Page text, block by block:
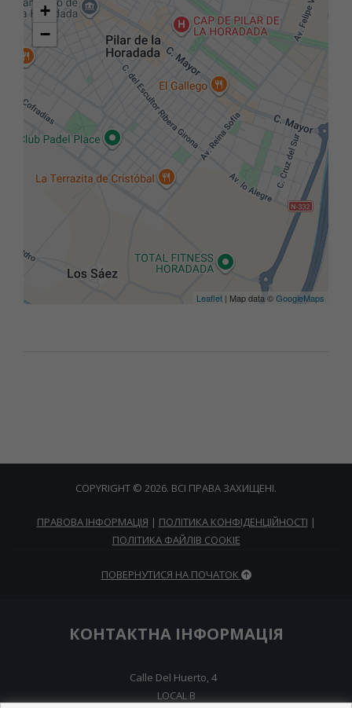
+
−
Leaflet | Map data ©GoogleMaps
COPYRIGHT © 2026. ВСІ ПРАВА ЗАХИЩЕНІ.
ПРАВОВА ІНФОРМАЦІЯ | ПОЛІТИКА КОНФІДЕНЦІЙНОСТІ |
ПОЛІТИКА ФАЙЛІВ COOKIE
ПОВЕРНУТИСЯ НА ПОЧАТОК
КОНТАКТНА ІНФОРМАЦІЯ
Calle Del Huerto, 4
LOCAL B